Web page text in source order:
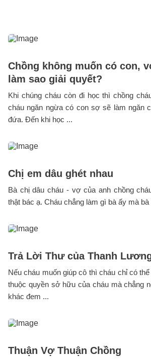
Chồng không muốn có con,
làm sao giải quyết?
Khi chúng cháu còn đi học thì chồng
cháu ngăn ngừa có con sợ sẽ làm ngăn
đứa. Đến khi học ...
Chị em dâu ghét nhau
Bà chị dâu cháu - vợ của anh chồng
thật bác ạ. Cháu chẳng làm gì bà ấy mà
Trả Lời Thư của Thanh
Nếu cháu muốn giúp cô thì cháu chỉ có
thuộc quyền sở hữu của cháu mà chẳng
khác đem ...
Thuận Vợ Thuận Chồng